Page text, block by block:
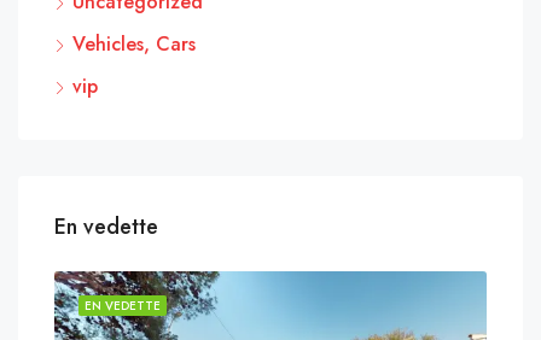
Vehicles, Cars
vip
En vedette
EN VEDETTE